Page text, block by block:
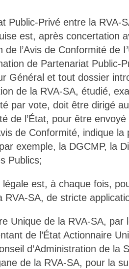
Public-Privé entre la RVA-
est, après concertation
de l’Avis de Conformité de
de Partenariat Public-
Général et tout dossier
de la RVA-SA, étudié,
par vote, doit être dirigé
de l’État, pour être envoyé
de Conformité, indique
exemple, la DGCMP, la
Publics;
est, à chaque fois,
RVA-SA, de stricte
Unique de la RVA-SA,
de l’État Actionnaire
d’Administration de la
de la RVA-SA, pour la